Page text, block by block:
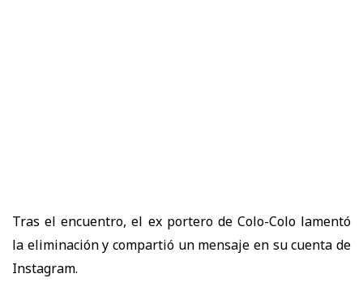
Tras el encuentro, el ex portero de Colo-Cololamentó
la eliminación y compartió un mensaje en su cuenta de
Instagram.